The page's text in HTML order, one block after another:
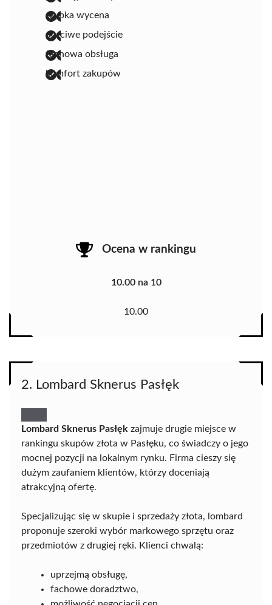
szybka wycena
uczciwe podejście
fachowa obsługa
komfort zakupów
Ocena w rankingu
10.00 na 10
10.00
2. Lombard Sknerus Pasłęk
Lombard Sknerus Pasłęk zajmuje drugie miejsce w
rankingu skupów złota w Pasłęku, co świadczy o jego
mocnej pozycji na lokalnym rynku. Firma cieszy się
dużym zaufaniem klientów, którzy doceniają
atrakcyjną ofertę.
Specjalizując się w skupie i sprzedaży złota, lombard
proponuje szeroki wybór markowego sprzętu oraz
przedmiotów z drugiej ręki. Klienci chwalą:
uprzejmą obsługę,
fachowe doradztwo,